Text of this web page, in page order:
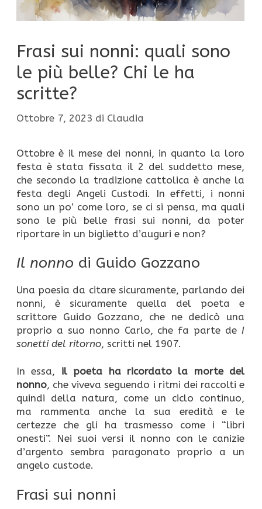
Frasi sui nonni: quali sono
le più belle? Chi le ha
scritte?
Ottobre 7, 2023 di Claudia
Ottobre è il mese dei nonni, in quanto la loro
festa è stata fissata il 2 del suddetto mese,
che secondo la tradizione cattolica è anche la
festa degli Angeli Custodi. In effetti, i nonni
sono un po’ come loro, se ci si pensa, ma quali
sono le più belle frasi sui nonni, da poter
riportare in un biglietto d’auguri e non?
Il nonno di Guido Gozzano
Una poesia da citare sicuramente, parlando dei
nonni, è sicuramente quella del poeta e
scrittore Guido Gozzano, che ne dedicò una
proprio a suo nonno Carlo, che fa parte de I
sonetti del ritorno, scritti nel 1907.
In essa, il poeta ha ricordato la morte del
nonno, che viveva seguendo i ritmi dei raccolti e
quindi della natura, come un ciclo continuo,
ma rammenta anche la sua eredità e le
certezze che gli ha trasmesso come i “libri
onesti”. Nei suoi versi il nonno con le canizie
d’argento sembra paragonato proprio a un
angelo custode.
Frasi sui nonni